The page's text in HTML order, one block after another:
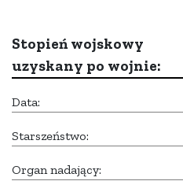
Stopień wojskowy
uzyskany po wojnie:
Data:
Starszeństwo:
Organ nadający: